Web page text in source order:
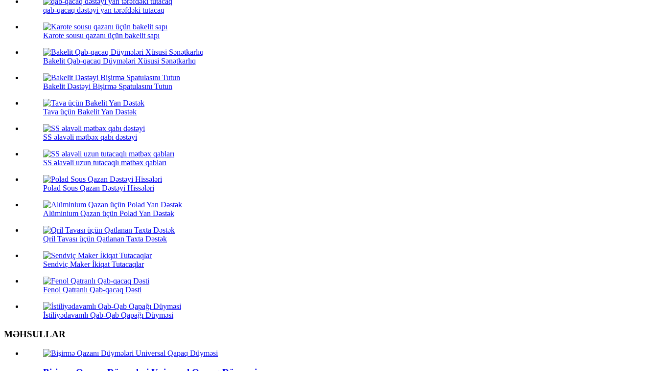
qab-qacaq dəstəyi yan tərəfdəki tutacaq
Karote sousu qazanı üçün bakelit sapı
Bakelit Qab-qacaq Düymələri Xüsusi Sənətkarlıq
Bakelit Dəstəyi Bişirmə Spatulasını Tutun
Tava üçün Bakelit Yan Dəstək
SS əlavəli mətbəx qabı dəstəyi
SS əlavəli uzun tutacaqlı mətbəx qabları
Polad Sous Qazan Dəstəyi Hissələri
Alüminium Qazan üçün Polad Yan Dəstək
Qril Tavası üçün Qatlanan Taxta Dəstək
Sendviç Maker İkiqat Tutacaqlar
Fenol Qatranlı Qab-qacaq Dəsti
İstiliyədavamlı Qab-Qab Qapağı Düyməsi
MƏHSULLAR